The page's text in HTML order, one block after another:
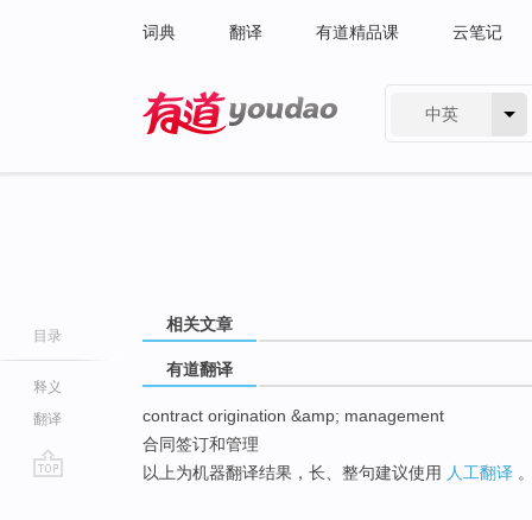
词典 翻译 有道精品课 云笔记
中英
目录
释义
翻译
相关文章
有道翻译
contract origination &amp; management
合同签订和管理
以上为机器翻译结果，长、整句建议使用 人工翻译